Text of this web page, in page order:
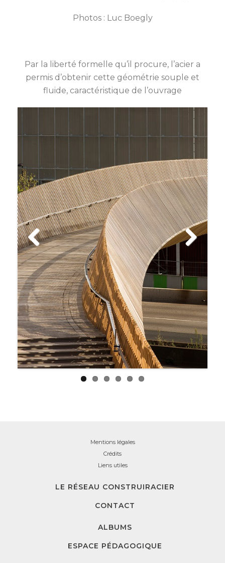
Photos : Luc Boegly
Par la liberté formelle qu’il procure, l’acier a
permis d’obtenir cette géométrie souple et
fluide, caractéristique de l’ouvrage
Previ
ous
Mentions légales
Crédits
Liens utiles
LE RÉSEAU CONSTRUIRACIER
CONTACT
ALBUMS
ESPACE PÉDAGOGIQUE